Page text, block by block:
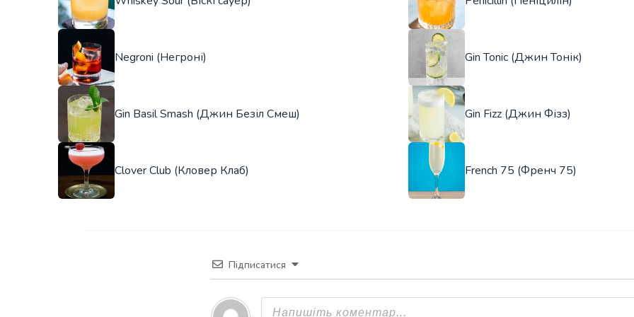
Negroni (Негроні) Gin Tonic (Джин Тонік)
Gin Basil Smash (Джин Безіл Смеш) Gin Fizz (Джин Фізз)
Clover Club (Кловер Клаб) French 75 (Френч 75)
Підписатися